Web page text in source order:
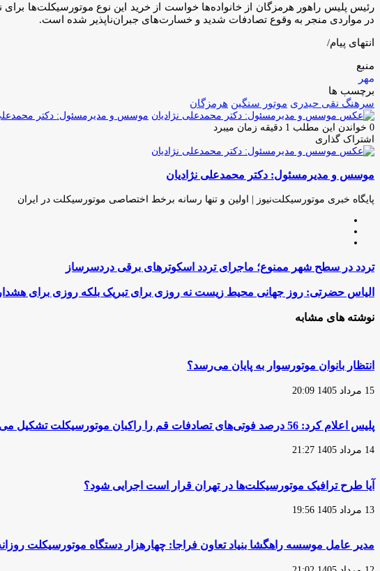
رئیس پلیس راهور هرمزگان از خانواده‌ها خواست از خرید این نوع موتورسیکلت‌ها
در مواردی منجر به وقوع تصادفات شدید و خسارت‌های جبران‌ناپذیر شده است.
انتهای پیام/
منبع
مهر
برچسب ها
سرهنگ نقی حیدری موتور سنگین هرمزگان
موسس و مدیرمسئول: دکتر محمدعلی
0 خواندن این مطلب 1 دقیقه زمان میبرد
اشتراک گذاری
فیس
توئیتر
لینکدین
واتس
تلگرام
اشتراک
از
ایمیل
چاپ
موسس و مدیرمسئول: دکتر محمدعلی نژادیان
پایگاه خبری موتورسیکلت‌نیوز | اولین و تنها رسانه برخط اختصاصی موتورسیکلت در ایران
تردد
در
سطح
شهر
ممنوع؛
ماجرای
برقی
دردسرساز
تردد در سطح شهر ممنوع؛ ماجرای تردد اسکوترهای برقی دردسرساز
الیاس
روز
جهانی
نه
روزی
برای
تبریک
روزی
برای
هشدار
است
الیاس حضرتی: روز جهانی محیط زیست نه روزی برای تبریک بلکه روزی برای
نوشته های مشابه
انتظار بانوان موتورسوار به پایان می‌رسد؟
15 مرداد 1405 20:09
پلیس اعلام کرد: 56 درصد فوتی‌های تصادفات قم را راکبان موتورسیکلت تشکیل می‌دهند
14 مرداد 1405 21:27
آیا طرح ترافیک موتورسیکلت‌ها در تهران قرار است اجرایی شود؟
13 مرداد 1405 19:56
مدیر عامل موسسه راهگشا بنیاد تعاون فراجا: چهارهزار دستگاه موتورسیکلت